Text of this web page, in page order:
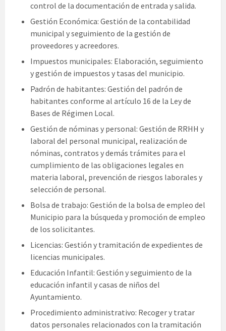
control de la documentación de entrada y salida.
Gestión Económica: Gestión de la contabilidad
municipal y seguimiento de la gestión de
proveedores y acreedores.
Impuestos municipales: Elaboración, seguimiento
y gestión de impuestos y tasas del municipio.
Padrón de habitantes: Gestión del padrón de
habitantes conforme al artículo 16 de la Ley de
Bases de Régimen Local.
Gestión de nóminas y personal: Gestión de RRHH y
laboral del personal municipal, realización de
nóminas, contratos y demás trámites para el
cumplimiento de las obligaciones legales en
materia laboral, prevención de riesgos laborales y
selección de personal.
Bolsa de trabajo: Gestión de la bolsa de empleo del
Municipio para la búsqueda y promoción de empleo
de los solicitantes.
Licencias: Gestión y tramitación de expedientes de
licencias municipales.
Educación Infantil: Gestión y seguimiento de la
educación infantil y casas de niños del
Ayuntamiento.
Procedimiento administrativo: Recoger y tratar
datos personales relacionados con la tramitación